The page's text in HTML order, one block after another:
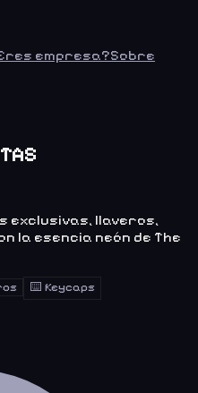
empresa?Sobre
exclusivas, llaveros,
la esencia neón de The
⌨️ Keycaps